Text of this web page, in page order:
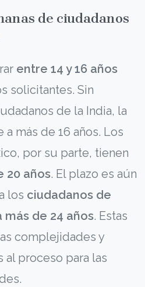
de ciudadanos
entre 14 y 16 años
solicitantes. Sin
de la India, la
más de 16 años. Los
por su parte, tienen
20 años. El plazo es aún
los ciudadanos de
más de 24 años. Estas
complejidades y
al proceso para las